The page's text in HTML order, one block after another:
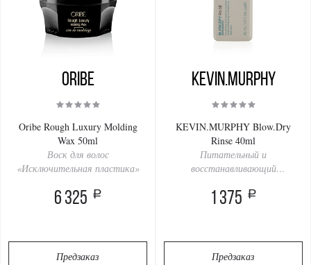
Oribe
Oribe Rough Luxury Molding
Wax 50ml
Воск для волос
«Исключительная пластика»
6 325 a
Предзаказ
KEVIN.MURPHY
KEVIN.MURPHY Blow.Dry
Rinse 40ml
Питательный и
восстанавливающий
1 375 a
Предзаказ